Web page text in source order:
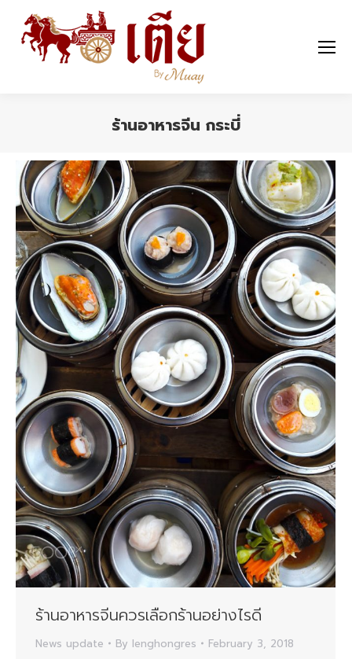
ร้านอาหารจีน กระบี่
ร้านอาหารจีนควรเลือกร้านอย่างไรดี
News update By lenghongres February 3, 2018